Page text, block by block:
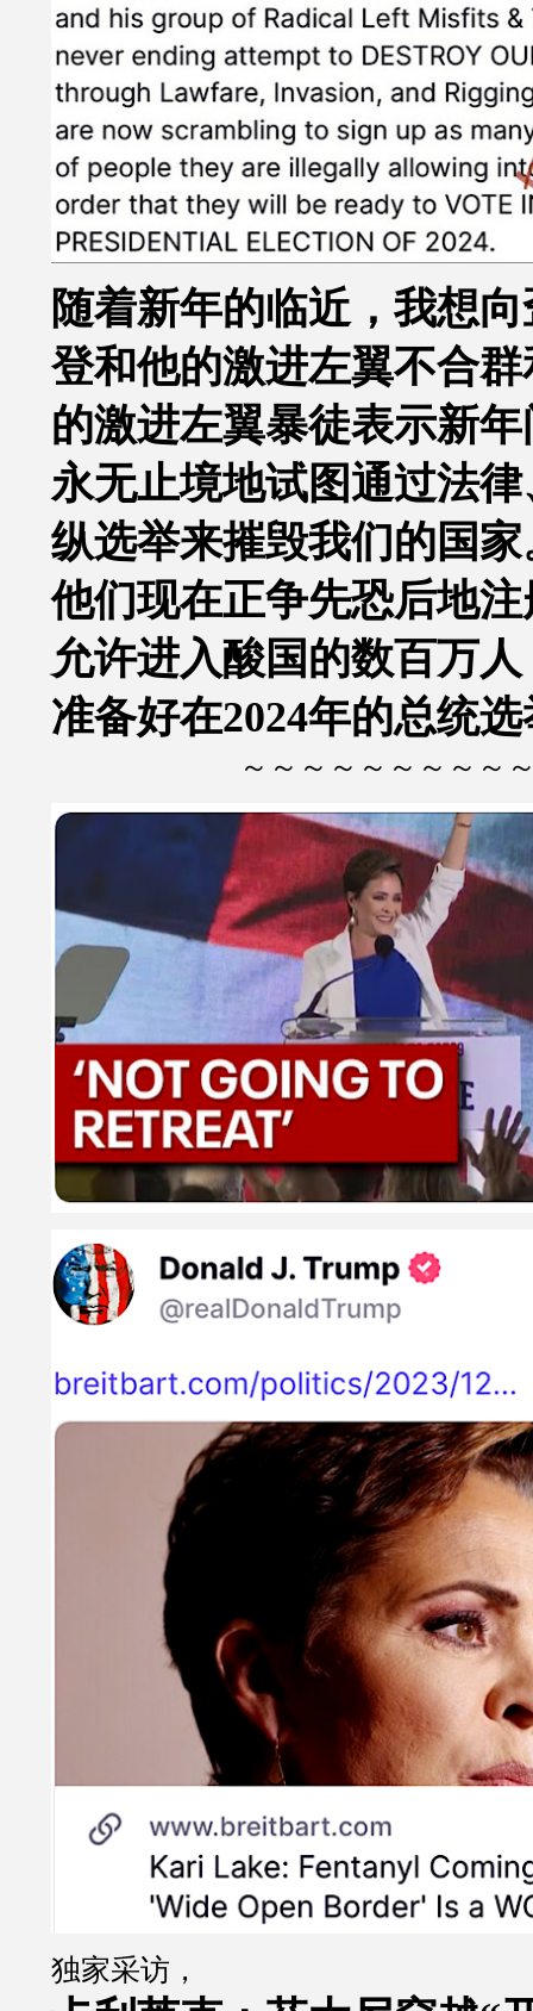
随着新年的临近，我想向
登和他的激进左翼不合
的激进左翼暴徒表示新
永无止境地试图通过法
纵选举来摧毁我们的国
他们现在正争先恐后地
允许进入酸国的数百万
准备好在2024年的总统
～～～～～～～～～
独家采访，